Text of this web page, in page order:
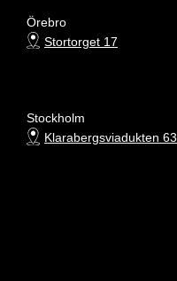
Örebro
Stortorget 17
Stockholm
Klarabergsviadukten 63